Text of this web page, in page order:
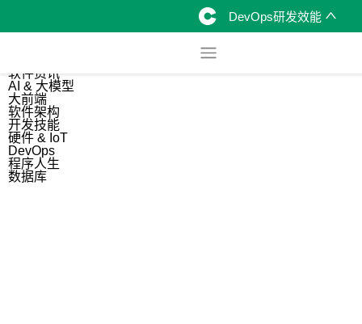
DevOps研发效能
软件资讯
AI & 大模型
大前端
软件架构
开发技能
硬件 & IoT
DevOps
程序人生
数据库